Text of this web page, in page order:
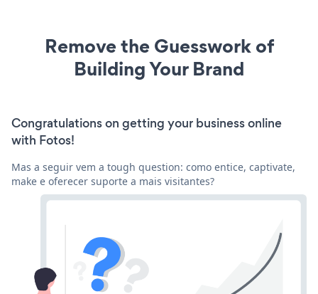
Remove the Guesswork of
Building Your Brand
Congratulations on getting your business online
with Fotos!
Mas a seguir vem a tough question: como entice, captivate,
make e oferecer suporte a mais visitantes?